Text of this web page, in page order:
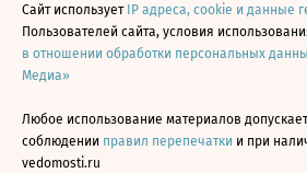
Сайт использует IP адреса, cookie и данные
Пользователей сайта, условия
в отношении обработки персональных
Медиа»
Любое использование материалов
соблюдении правил перепечатки и при
vedomosti.ru